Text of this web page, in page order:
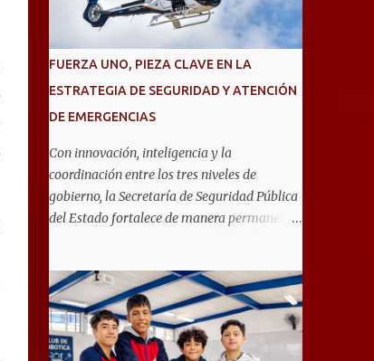
FUERZA UNO, PIEZA CLAVE EN LA
ESTRATEGIA DE SEGURIDAD Y ATENCIÓN
DE EMERGENCIAS
Con innovación, inteligencia y la
coordinación entre los tres niveles de
gobierno, la Secretaría de Seguridad Pública
del Estado fortalece de manera permanente
estados más seguros del país. Como parte de
las estrategias, el helicóptero Fuerza Uno es
un recurso fundamental para ampliar la
vigilancia aérea, brindar apoyo táctico a los